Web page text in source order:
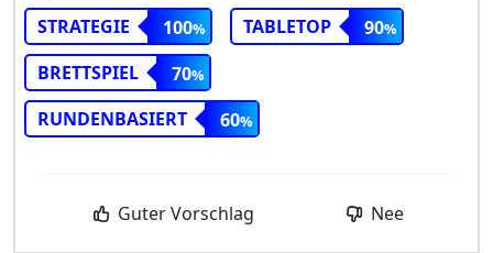
STRATEGIE
100 TABLETOP
90
BRETTSPIEL
70
RUNDENBASIERT
60
Guter Vorschlag Nee